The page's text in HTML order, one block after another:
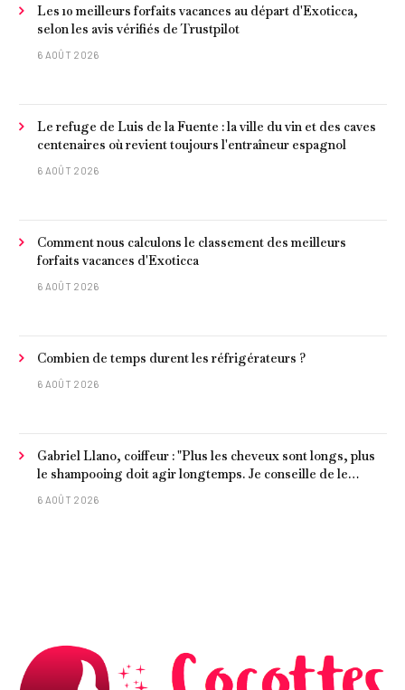
Les 10 meilleurs forfaits vacances au départ d'Exoticca,
selon les avis vérifiés de Trustpilot
6 AOÛT 2026
Le refuge de Luis de la Fuente : la ville du vin et des caves
centenaires où revient toujours l'entraîneur espagnol
6 AOÛT 2026
Comment nous calculons le classement des meilleurs
forfaits vacances d'Exoticca
6 AOÛT 2026
Combien de temps durent les réfrigérateurs ?
6 AOÛT 2026
Gabriel Llano, coiffeur : "Plus les cheveux sont longs, plus
le shampooing doit agir longtemps. Je conseille de le
laisser entre 1 et 3 minutes."
6 AOÛT 2026